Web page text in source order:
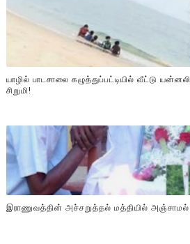
யாழில் பாடசாலை கழுத்துப்பட்டியில் வீட்டு
சிறுமி!
இராணுவத்தின் அச்சறுத்தல் மத்தியில்